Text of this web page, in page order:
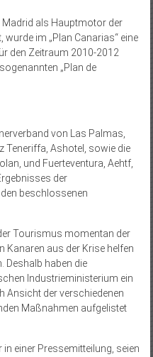
als Hauptmotor der
im „Plan Canarias“ eine
den Zeitraum 2010-2012
„Plan de
von Las Palmas,
Teneriffa, Ashotel, sowie die
und Fuerteventura, Aehtf,
der
beschlossenen
Tourismus momentan der
Kanaren aus der Krise helfen
Deshalb haben die
Industrieministerium ein
Ansicht der verschiedenen
Maßnahmen aufgelistet
in einer Pressemitteilung, seien